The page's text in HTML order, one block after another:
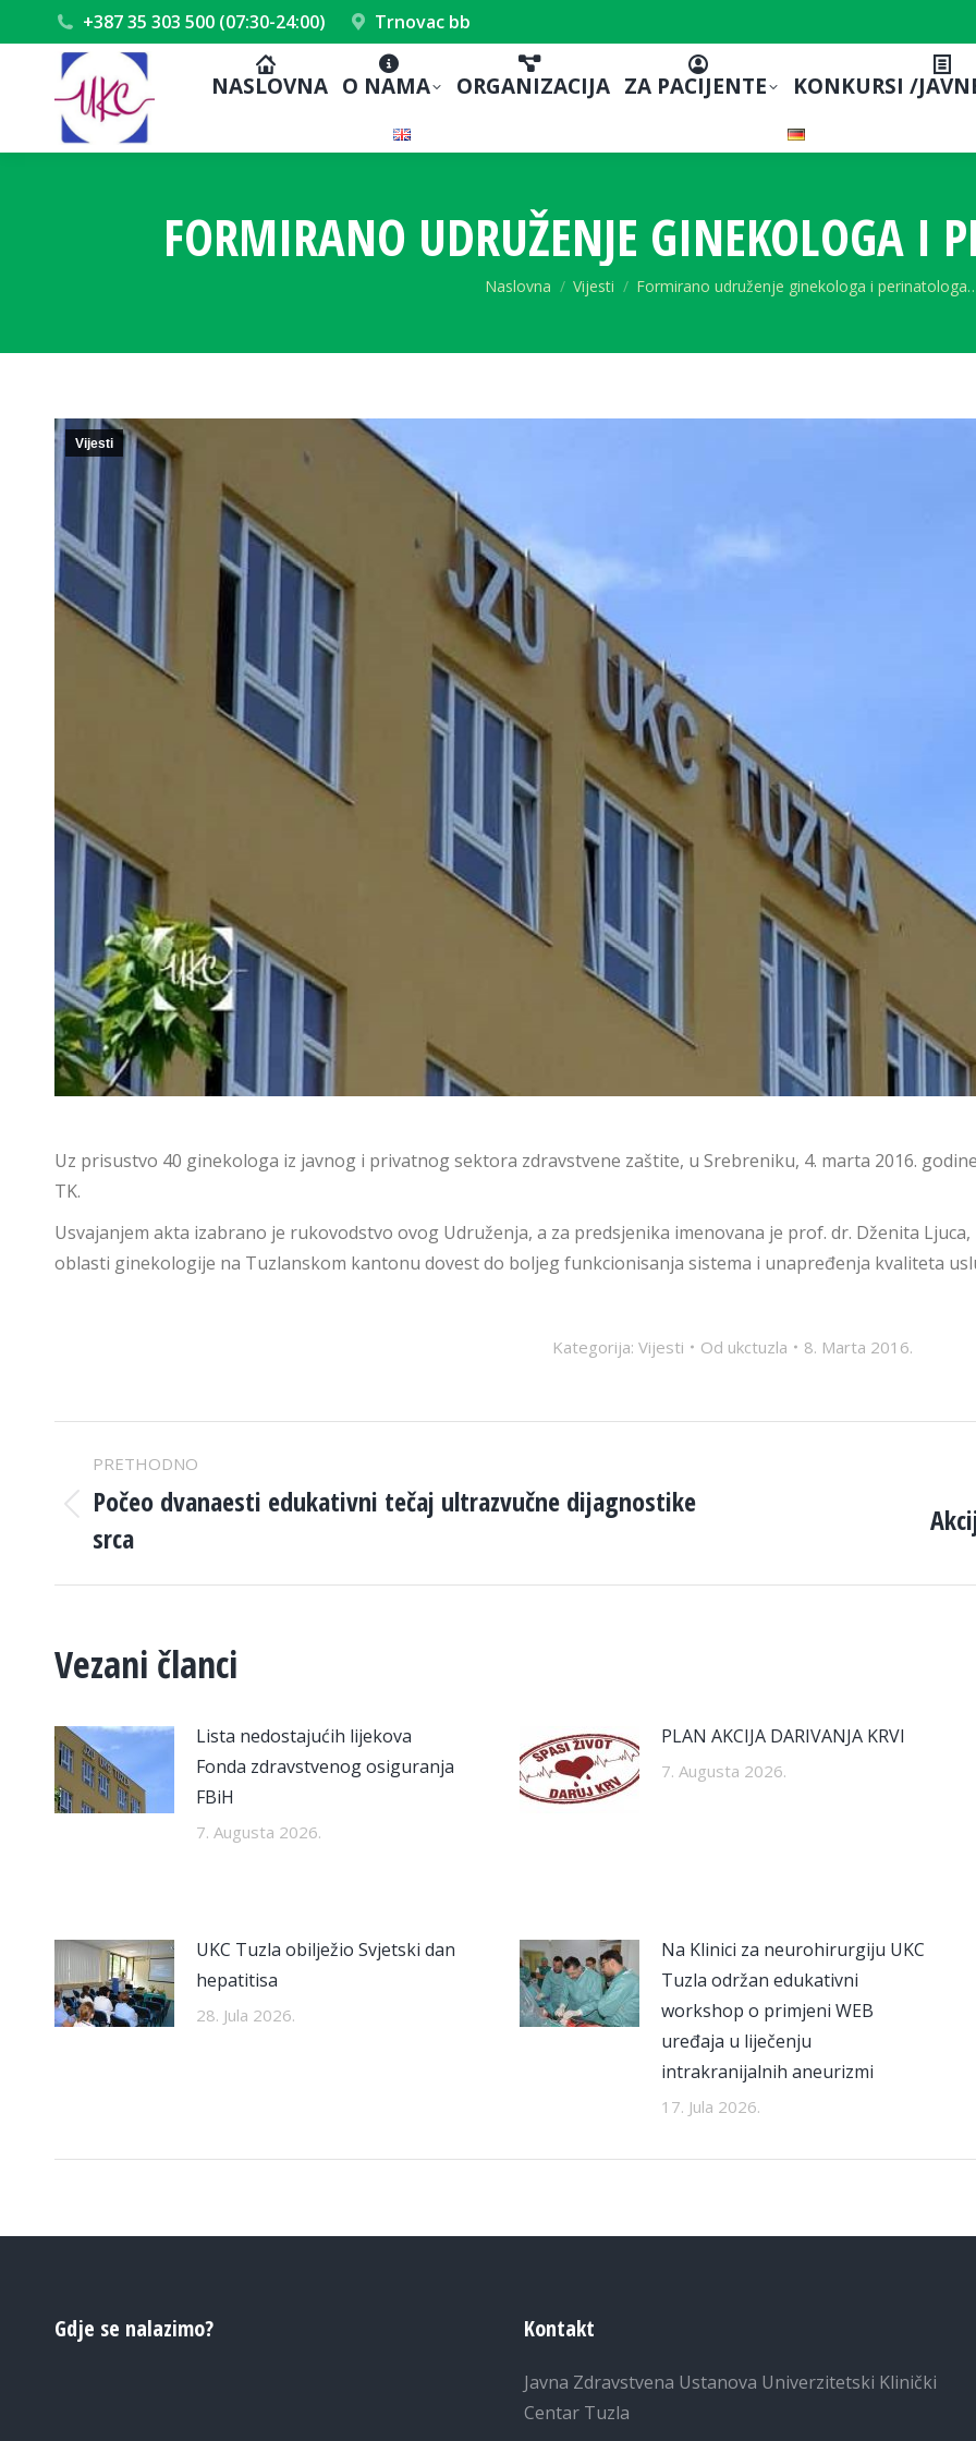
+387 35 303 500 (07:30-24:00) Trnovac bb
NASLOVNA O NAMA ORGANIZACIJA ZA PACIJENTE KONKURSI /
FORMIRANO UDRUŽENJE GINEKOLOGA I
You are here:
Naslovna Vijesti Formirano udruženje ginekologa i
Vijesti
Uz prisustvo 40 ginekologa iz javnog i privatnog sektora zdravstvene zaštite, u Srebreniku, 4. marta 2016.
TK.
Usvajanjem akta izabrano je rukovodstvo ovog Udruženja, a za predsjenika imenovana je prof. dr. Dženita
oblasti ginekologije na Tuzlanskom kantonu dovest do boljeg funkcionisanja sistema i unapređenja kvaliteta
Kategorija: Vijesti Od ukctuzla 8. Marta 2016.
POST
NAVIGATION
PRETHODNO
Previous
post:
Počeo dvanaesti edukativni tečaj ultrazvučne dijagnostike
srca
Vezani članci
Lista nedostajućih lijekova
Fonda zdravstvenog osiguranja
FBiH
7. Augusta 2026.
PLAN AKCIJA DARIVANJA KRVI
7. Augusta 2026.
UKC Tuzla obilježio Svjetski dan
hepatitisa
28. Jula 2026.
Na Klinici za neurohirurgiju UKC
Tuzla održan edukativni
workshop o primjeni WEB
uređaja u liječenju
intrakranijalnih aneurizmi
17. Jula 2026.
Gdje se nalazimo? Kontakt
Javna Zdravstvena Ustanova Univerzitetski Klinički
Centar Tuzla